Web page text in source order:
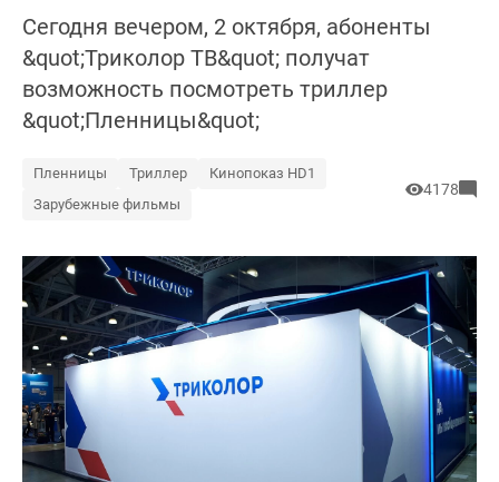
Сегодня вечером, 2 октября, абоненты
&quot;Триколор ТВ&quot; получат
возможность посмотреть триллер
&quot;Пленницы&quot;
Пленницы Триллер
Кинопоказ HD1
Зарубежные фильмы
4178